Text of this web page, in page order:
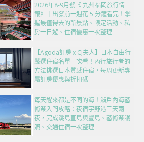
2026年8-9月號《 九州福岡旅行情
報》｜出發前一週花 5 分鐘看完！掌
握最值得去的新景點、限定活動、私
房一日遊、住宿優惠一次整理
【Agoda訂房 x CJ夫人】日本自由行
嚴選住宿名單一次看！內行旅行者的
方法挑選日本質感住宿，每周更新專
屬訂房優惠與折扣碼
每天醒來都是不同的海！瀨戶內海藝
術祭入門攻略：夜宿宇野港三天兩
夜，完成跳島直島與豐島、藝術祭護
照、交通住宿一次整理